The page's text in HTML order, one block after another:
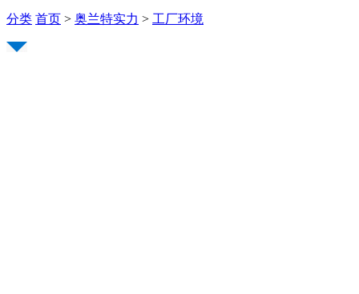
分类 首页 > 奥兰特实力 > 工厂环境